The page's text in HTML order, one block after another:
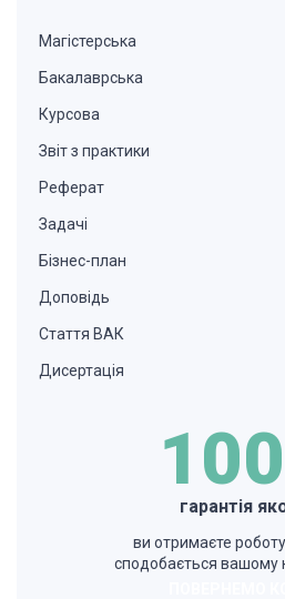
Магістерська
Бакалаврська
Курсова
Звіт з практики
Реферат
Задачі
Бізнес-план
Доповідь
Стаття ВАК
Дисертація
гарантія
ви отримаєте
сподобається вашому